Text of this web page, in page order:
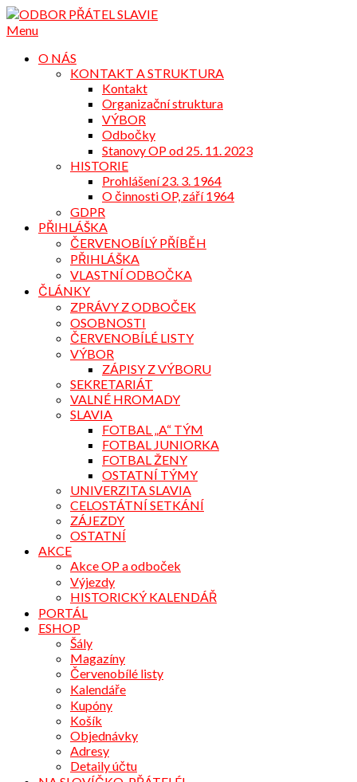
Přejdi
na
Menu
O NÁS
KONTAKT A STRUKTURA
Kontakt
Organizační struktura
VÝBOR
Odbočky
Stanovy OP od 25. 11. 2023
HISTORIE
Prohlášení 23. 3. 1964
O činnosti OP, září 1964
GDPR
PŘIHLÁŠKA
ČERVENOBÍLÝ PŘÍBĚH
PŘIHLÁŠKA
VLASTNÍ ODBOČKA
ČLÁNKY
ZPRÁVY Z ODBOČEK
OSOBNOSTI
ČERVENOBÍLÉ LISTY
VÝBOR
ZÁPISY Z VÝBORU
SEKRETARIÁT
VALNÉ HROMADY
SLAVIA
FOTBAL „A“ TÝM
FOTBAL JUNIORKA
FOTBAL ŽENY
OSTATNÍ TÝMY
UNIVERZITA SLAVIA
CELOSTÁTNÍ SETKÁNÍ
ZÁJEZDY
OSTATNÍ
AKCE
Akce OP a odboček
Výjezdy
HISTORICKÝ KALENDÁŘ
PORTÁL
ESHOP
Šály
Magazíny
Červenobílé listy
Kalendáře
Kupóny
Košík
Objednávky
Adresy
Detaily účtu